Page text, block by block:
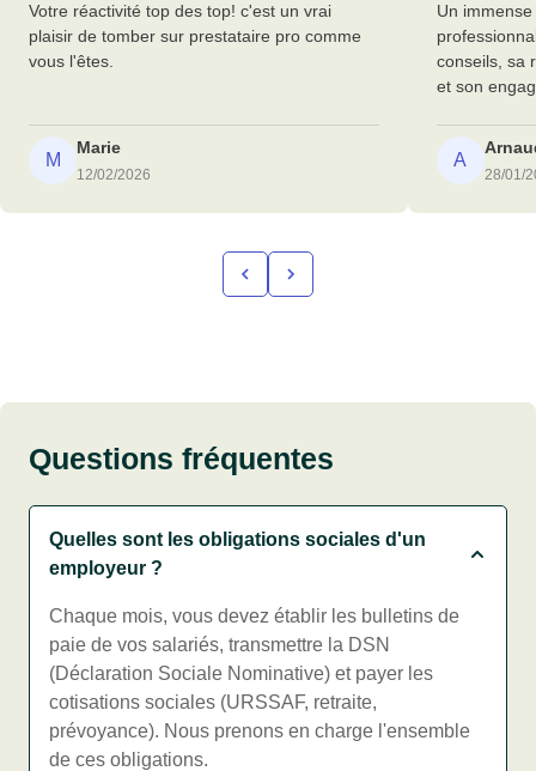
Votre réactivité top des top! c'est un vrai
plaisir de tomber sur prestataire pro comme
vous l'êtes.
M
Marie
12/02/2026
Un
conseils, sa
et son
A
28/01/
Questions fréquentes
Quelles sont les obligations sociales d'un
employeur ?
Chaque mois, vous devez établir les bulletins de
paie de vos salariés, transmettre la DSN
(Déclaration Sociale Nominative) et payer les
cotisations sociales (URSSAF, retraite,
prévoyance). Nous prenons en charge l'ensemble
de ces obligations.